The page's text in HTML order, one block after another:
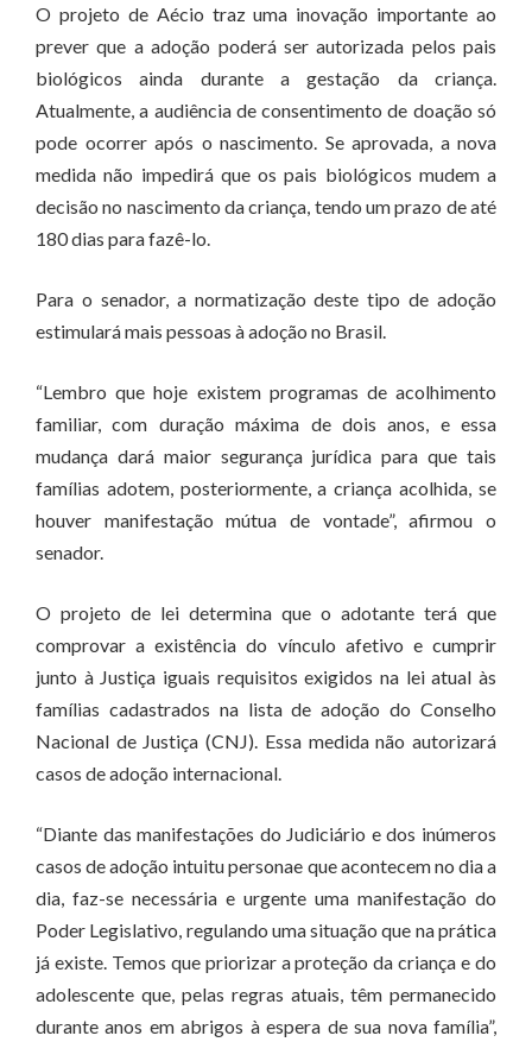
O projeto de Aécio traz uma inovação importante ao
prever que a adoção poderá ser autorizada pelos pais
biológicos ainda durante a gestação da criança.
Atualmente, a audiência de consentimento de doação só
pode ocorrer após o nascimento. Se aprovada, a nova
medida não impedirá que os pais biológicos mudem a
decisão no nascimento da criança, tendo um prazo de até
180 dias para fazê-lo.
Para o senador, a normatização deste tipo de adoção
estimulará mais pessoas à adoção no Brasil.
“Lembro que hoje existem programas de acolhimento
familiar, com duração máxima de dois anos, e essa
mudança dará maior segurança jurídica para que tais
famílias adotem, posteriormente, a criança acolhida, se
houver manifestação mútua de vontade”, afirmou o
senador.
O projeto de lei determina que o adotante terá que
comprovar a existência do vínculo afetivo e cumprir
junto à Justiça iguais requisitos exigidos na lei atual às
famílias cadastrados na lista de adoção do Conselho
Nacional de Justiça (CNJ). Essa medida não autorizará
casos de adoção internacional.
“Diante das manifestações do Judiciário e dos inúmeros
casos de adoção intuitu personae que acontecem no dia a
dia, faz-se necessária e urgente uma manifestação do
Poder Legislativo, regulando uma situação que na prática
já existe. Temos que priorizar a proteção da criança e do
adolescente que, pelas regras atuais, têm permanecido
durante anos em abrigos à espera de sua nova família”,